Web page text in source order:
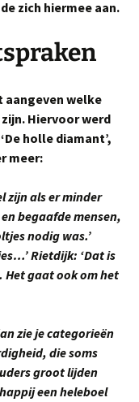
zich hiermee aan.
aangeven welke
Hiervoor werd
holle diamant’,
meer:
zijn als er minder
begaafde mensen,
nodig was.’
Rietdijk: ‘Dat is
gaat ook om het
zie je categorieën
die soms
groot lijden
een heleboel